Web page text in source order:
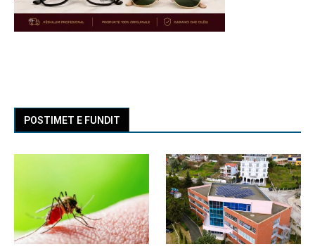
POSTIMET E FUNDIT